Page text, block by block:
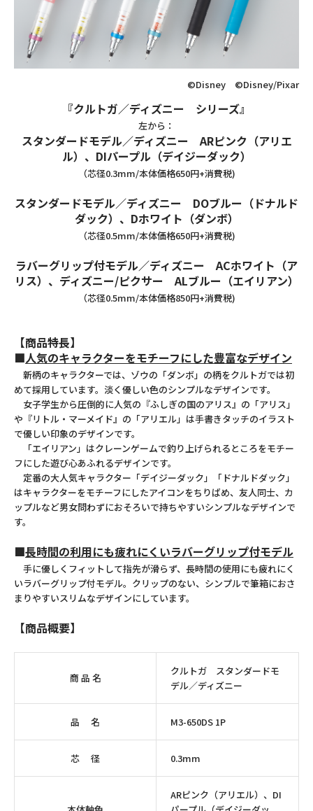
©Disney ©Disney/Pixar
『クルトガ／ディズニー シリーズ』
左から：
スタンダードモデル／ディズニー ARピンク（アリエ
ル）、DIパープル（デイジーダック）
（芯径0.3mm/本体価格650円+消費税)
スタンダードモデル／ディズニー DOブルー（ドナルド
ダック）、Dホワイト（ダンボ）
（芯径0.5mm/本体価格650円+消費税)
ラバーグリップ付モデル／ディズニー ACホワイト（ア
リス）、ディズニー/ピクサー ALブルー（エイリアン）
（芯径0.5mm/本体価格850円+消費税)
【商品特長】
■人気のキャラクターをモチーフにした豊富なデザイン
新柄のキャラクターでは、ゾウの「ダンボ」の柄をクルトガでは初
めて採用しています。淡く優しい色のシンプルなデザインです。
女子学生から圧倒的に人気の『ふしぎの国のアリス』の「アリス」
や『リトル・マーメイド』の「アリエル」は手書きタッチのイラスト
で優しい印象のデザインです。
「エイリアン」はクレーンゲームで釣り上げられるところをモチー
フにした遊び心あふれるデザインです。
定番の大人気キャラクター「デイジーダック」「ドナルドダック」
はキャラクターをモチーフにしたアイコンをちりばめ、友人同士、カ
ップルなど男女問わずにおそろいで持ちやすいシンプルなデザインで
す。
■長時間の利用にも疲れにくいラバーグリップ付モデル
手に優しくフィットして指先が滑らず、長時間の使用にも疲れにく
いラバーグリップ付モデル。クリップのない、シンプルで筆箱におさ
まりやすいスリムなデザインにしています。
【商品概要】
商 品 名
クルトガ スタンダードモ
デル／ディズニー
品 名 M3-650DS 1P
芯 径 0.3mm
ARピンク（アリエル）、DI